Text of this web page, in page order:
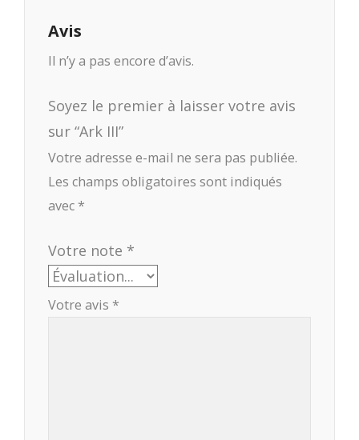
Avis
Il n’y a pas encore d’avis.
Soyez le premier à laisser votre avis
sur “Ark III”
Votre adresse e-mail ne sera pas publiée.
Les champs obligatoires sont indiqués
avec *
Votre note *
Votre avis *